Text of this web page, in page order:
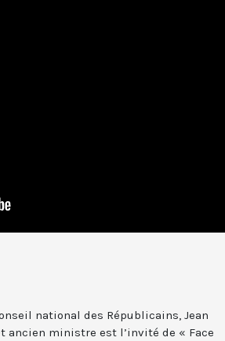
national des Républicains, Jean
ancien ministre est l’invité de « Face